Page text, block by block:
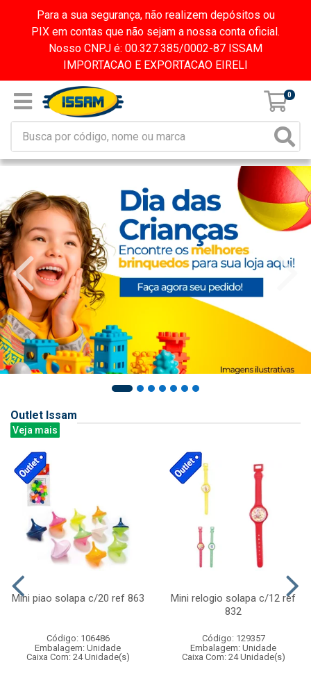
Para a sua segurança, não realizem depósitos ou
PIX em contas que não sejam a nossa conta oficial.
Nosso CNPJ é: 00.327.385/0002-87 ISSAM
IMPORTACAO E EXPORTACAO EIRELI
0
Outlet Issam
Veja mais
Mini piao solapa c/20 ref 863
Código: 106486
Embalagem: Unidade
Caixa Com: 24 Unidade(s)
Mini relogio solapa c/12 ref
832
Código: 129357
Embalagem: Unidade
Caixa Com: 24 Unidade(s)